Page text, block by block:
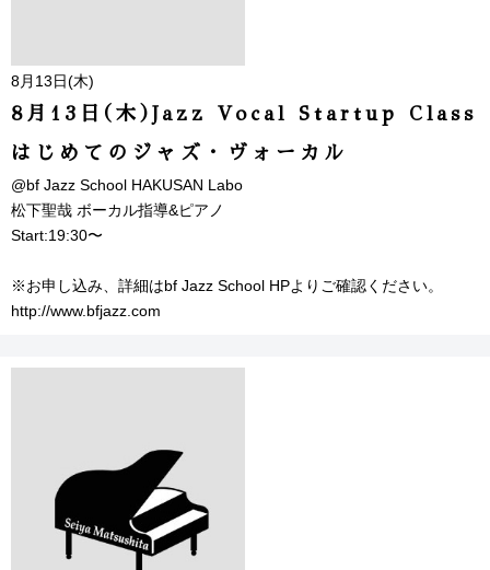
8月13日(木)
8月13日(木)Jazz Vocal Startup Class
はじめてのジャズ・ヴォーカル
@bf Jazz School HAKUSAN Labo
松下聖哉 ボーカル指導&ピアノ
Start:19:30〜
※お申し込み、詳細はbf Jazz School HPよりご確認ください。
http://www.bfjazz.com